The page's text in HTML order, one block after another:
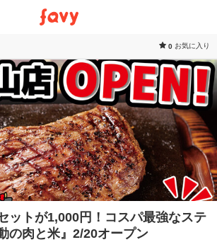
0 お気に入り
ットが1,000円！コスパ最強なステ
の肉と米』2/20オープン